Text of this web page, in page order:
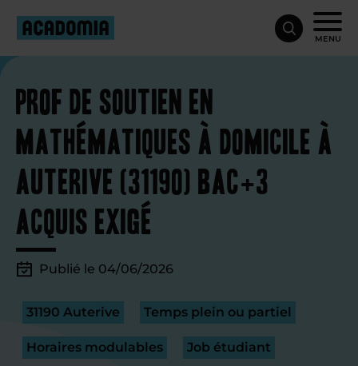
MENU
Prof de soutien en
mathématiques à domicile à
Auterive (31190) Bac+3
acquis exigé
Publié le 04/06/2026
31190 Auterive Temps plein ou partiel
Horaires modulables Job étudiant